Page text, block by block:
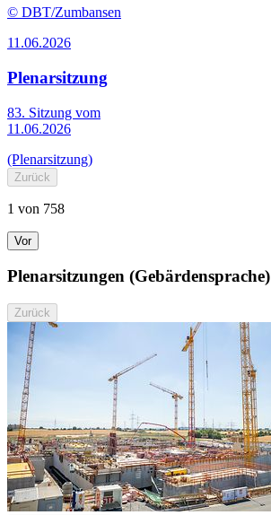
© DBT/Zumbansen
11.06.2026
Plenarsitzung
83. Sitzung vom
11.06.2026
(Plenarsitzung)
Zurück
1 von 758
Vor
Plenarsitzungen (Gebärdensprache)
Zurück